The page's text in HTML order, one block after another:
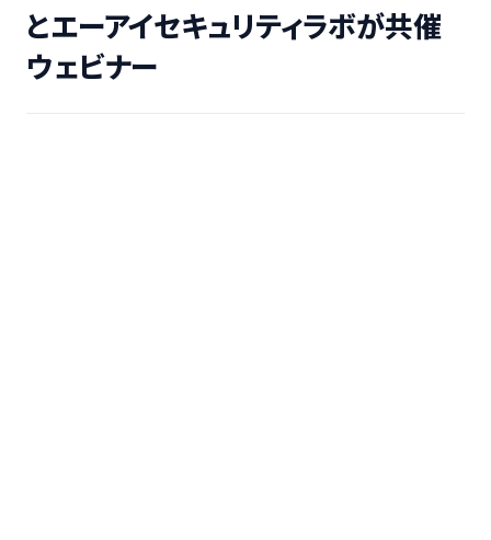
とエーアイセキュリティラボが共催
ウェビナー